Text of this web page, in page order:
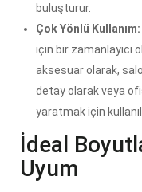
buluşturur.
Çok Yönlü Kullanım:
için bir zamanlayıcı
aksesuar olarak,
detay olarak veya
yaratmak için
İdeal
Uyum